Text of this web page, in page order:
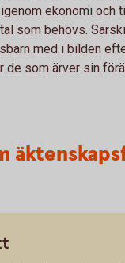
ekonomi och
som behövs.
med i bilden
de som ärver sin